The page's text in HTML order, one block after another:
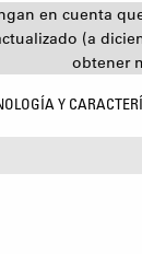
en cuenta
(a
obtener
Y